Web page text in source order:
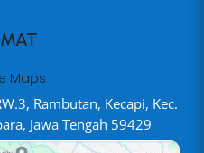
Maps
Rambutan, Kecapi, Kec.
Jawa Tengah 59429